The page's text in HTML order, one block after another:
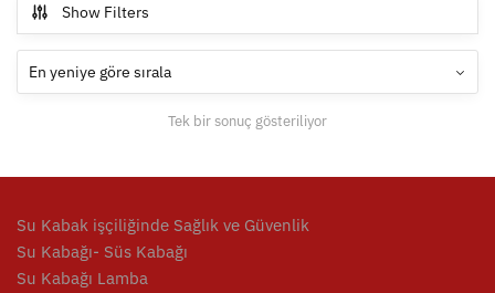
Show Filters
Tek bir sonuç gösteriliyor
Su Kabak işçiliğinde Sağlık ve Güvenlik
Su Kabağı- Süs Kabağı
Su Kabağı Lamba